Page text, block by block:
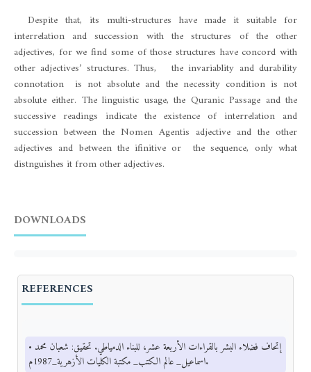
Despite that, its multi-structures have made it suitable for
interrelation and succession with the structures of the other
adjectives, for we find some of those structures have concord with
other adjectives’ structures. Thus, the invariablity and durability
connotation is not absolute and the necessity condition is not
absolute either. The linguistic usage, the Quranic Passage and the
successive readings indicate the existence of interrelation and
succession between the Nomen Agentis adjective and the other
adjectives and between the ifinitive or the sequence, only what
distnguishes it from other adjectives.
DOWNLOADS
REFERENCES
• إتحاف فضلاء البشر بالقراءات الأربعة عشر، للبناء الدمياطي. تحقيق: شعبان محمد
اسماعيل_ عالم الكتب_ مكتبة الكليات الأزهرية_1987م.